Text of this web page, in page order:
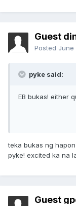
Guest
Posted June
pyke said:
EB bukas! either
teka bukas ng
pyke! excited ka na
Guest